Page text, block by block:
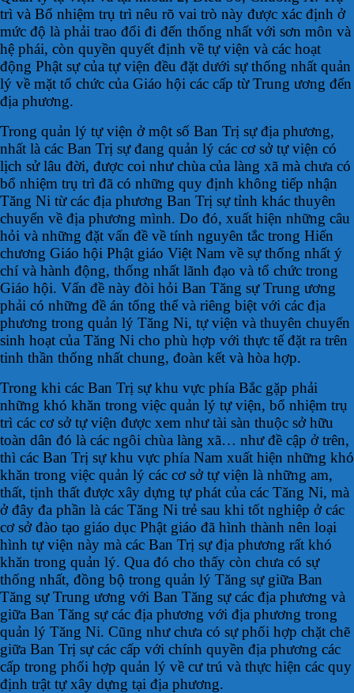
trì và Bổ nhiệm trụ trì nêu rõ vai trò này được xác định ở
mức độ là phải trao đổi đi đến thống nhất với sơn môn và
hệ phái, còn quyền quyết định về tự viện và các hoạt
động Phật sự của tự viện đều đặt dưới sự thống nhất quản
lý về mặt tổ chức của Giáo hội các cấp từ Trung ương đến
địa phương.
Trong quản lý tự viện ở một số Ban Trị sự địa phương,
nhất là các Ban Trị sự đang quản lý các cơ sở tự viện có
lịch sử lâu đời, được coi như chùa của làng xã mà chưa có
bổ nhiệm trụ trì đã có những quy định không tiếp nhận
Tăng Ni từ các địa phương Ban Trị sự tỉnh khác thuyên
chuyển về địa phương mình. Do đó, xuất hiện những câu
hỏi và những đặt vấn đề về tính nguyên tắc trong Hiến
chương Giáo hội Phật giáo Việt Nam về sự thống nhất ý
chí và hành động, thống nhất lãnh đạo và tổ chức trong
Giáo hội. Vấn đề này đòi hỏi Ban Tăng sự Trung ương
phải có những đề án tổng thể và riêng biệt với các địa
phương trong quản lý Tăng Ni, tự viện và thuyên chuyển
sinh hoạt của Tăng Ni cho phù hợp với thực tế đặt ra trên
tinh thần thống nhất chung, đoàn kết và hòa hợp.
Trong khi các Ban Trị sự khu vực phía Bắc gặp phải
những khó khăn trong việc quản lý tự viện, bổ nhiệm trụ
trì các cơ sở tự viện được xem như tài sàn thuộc sở hữu
toàn dân đó là các ngôi chùa làng xã… như đề cập ở trên,
thì các Ban Trị sự khu vực phía Nam xuất hiện những khó
khăn trong việc quản lý các cơ sở tự viện là những am,
thất, tịnh thất được xây dựng tự phát của các Tăng Ni, mà
ở đây đa phần là các Tăng Ni trẻ sau khi tốt nghiệp ở các
cơ sở đào tạo giáo dục Phật giáo đã hình thành nên loại
hình tự viện này mà các Ban Trị sự địa phương rất khó
khăn trong quản lý. Qua đó cho thấy còn chưa có sự
thống nhất, đồng bộ trong quản lý Tăng sự giữa Ban
Tăng sự Trung ương với Ban Tăng sự các địa phương và
giữa Ban Tăng sự các địa phương với địa phương trong
quản lý Tăng Ni. Cũng như chưa có sự phối hợp chặt chẽ
giữa Ban Trị sự các cấp với chính quyền địa phương các
cấp trong phối hợp quản lý về cư trú và thực hiện các quy
định trật tự xây dựng tại địa phương.